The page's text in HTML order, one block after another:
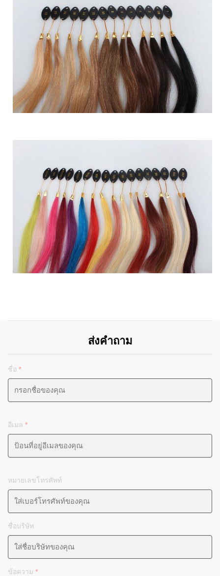
ส่งคำถาม
ชื่อ *
อีเมล *
หมายเลขโทรศัพท์
ชื่อบริษัท
ข้อความ *